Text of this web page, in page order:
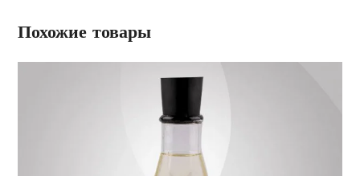
Похожие товары